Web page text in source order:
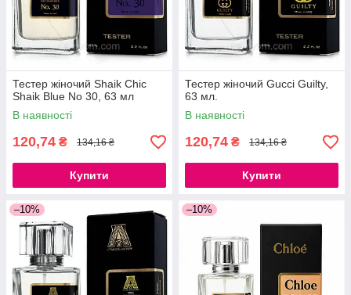
Тестер жіночий Shaik Chic
Shaik Blue No 30, 63 мл
В наявності
120,74 ₴ 134,16 ₴
Купити
Тестер жіночий Gucci Guilty,
63 мл.
В наявності
120,74 ₴ 134,16 ₴
Купити
–10% –10%